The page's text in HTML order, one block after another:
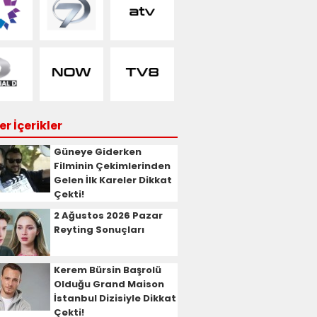
İçerikler
Güneye Giderken
Filminin Çekimlerinden
Gelen İlk Kareler Dikkat
Çekti!
2 Ağustos 2026 Pazar
Reyting Sonuçları
Kerem Bürsin Başrolü
Olduğu Grand Maison
İstanbul Dizisiyle Dikkat
Çekti!